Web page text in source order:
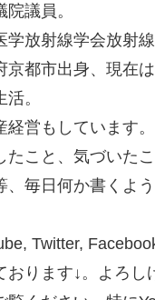
院議員。
学放射線学会放射線
京都市出身、現在
。
経営もしています。
たこと、気づいた
、毎日何か書くよ
Twitter,
おります↓。よろし